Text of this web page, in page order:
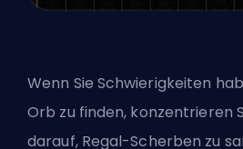
Wenn Sie Schwierigkeiten
Orb zu finden, konzentrieren
darauf, Regal-Scherben zu